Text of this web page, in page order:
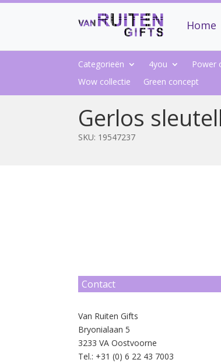
Home
Categorieën 4you Power
Wow collectie
Green concept
Gerlos
SKU: 19547237
Contact
Van Ruiten Gifts
Bryonialaan 5
3233 VA Oostvoorne
Tel.: +31 (0) 6 22 43 7003